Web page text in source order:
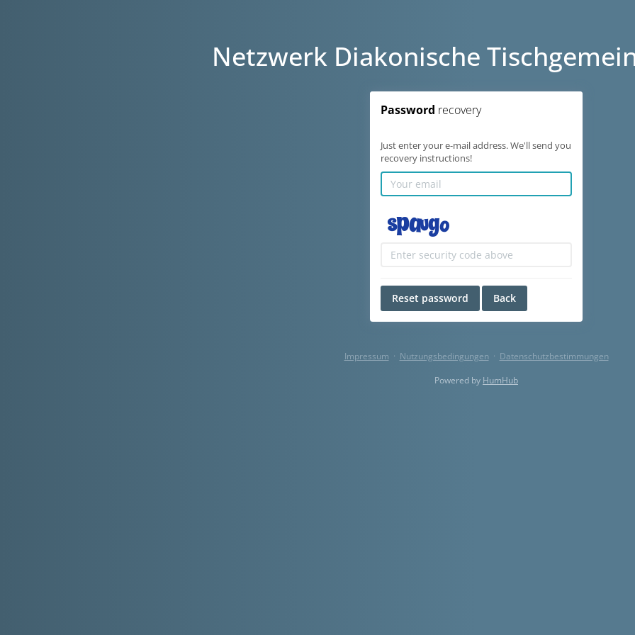
Netzwerk Diakonische
Password recovery
Just enter your e-mail address. We'll send you
recovery instructions!
Reset password Back
Impressum · Nutzungsbedingungen · Datenschutzbestimmungen
Powered by HumHub